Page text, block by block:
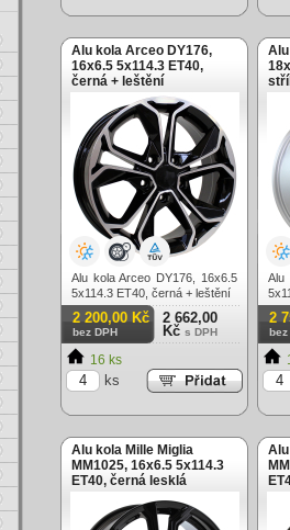
Alu kola Arceo DY176,
16x6.5 5x114.3 ET40,
černá + leštění
Alu kola Arceo DY176, 16x6.5
5x114.3 ET40, černá + leštění
2 200,00 Kč
bez DPH
2 662,00
Kč s DPH
16 ks
ks
Alu
2
bez
Alu kola Mille Miglia
MM1025, 16x6.5 5x114.3
ET40, černá lesklá